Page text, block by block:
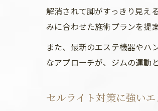
解消されて脚がすっきり見え
みに合わせた施術プランを提
また、最新のエステ機器やハ
なアプローチが、ジムの運動
セルライト対策に強い